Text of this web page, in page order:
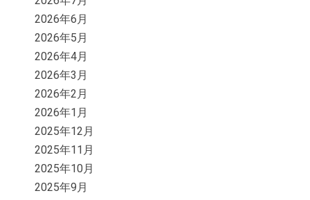
2026年6月
2026年5月
2026年4月
2026年3月
2026年2月
2026年1月
2025年12月
2025年11月
2025年10月
2025年9月